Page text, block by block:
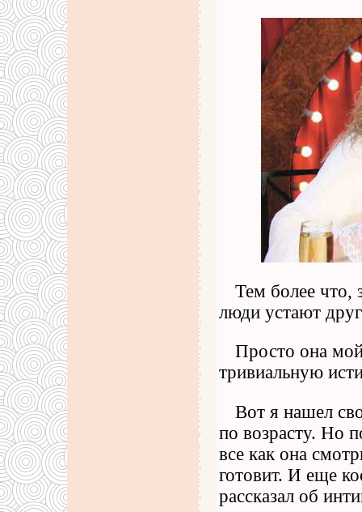
Тем более что,
люди устают
Просто она
тривиальную
Вот я нашел
по возрасту. Но
все как она
готовит. И еще
рассказал об